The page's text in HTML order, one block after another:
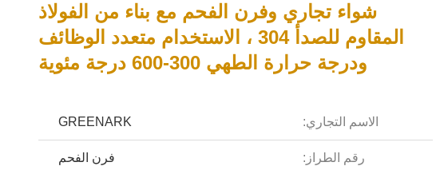
شواء تجاري وفرن الفحم مع بناء من الفولاذ
المقاوم للصدأ 304 ، الاستخدام متعدد الوظائف
ودرجة حرارة الطهي 300-600 درجة مئوية
الاسم التجاري: GREENARK
رقم الطراز: فرن الفحم